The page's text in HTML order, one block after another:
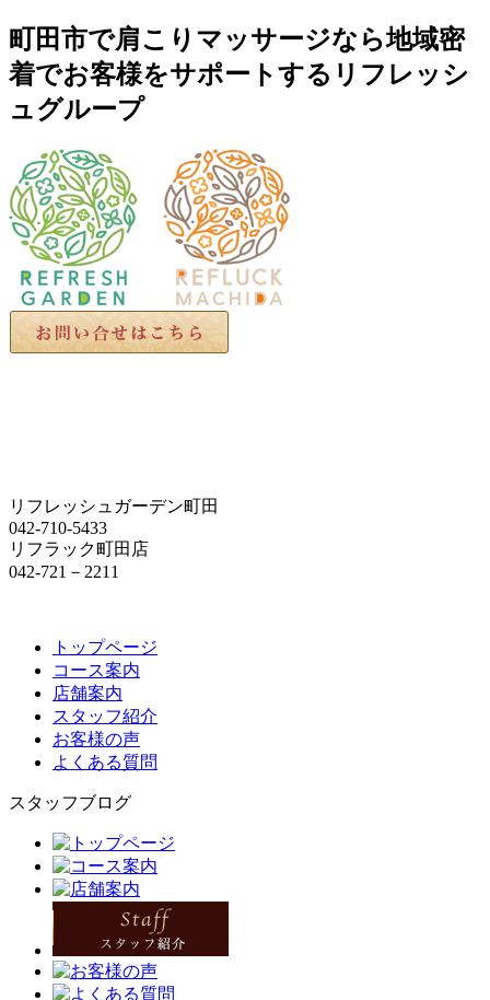
町田市で肩こりマッサージなら地域密
着でお客様をサポートするリフレッシ
ュグループ
リフレッシュガーデン町田
042-710-5433
リフラック町田店
042-721－2211
トップページ
コース案内
店舗案内
スタッフ紹介
お客様の声
よくある質問
スタッフブログ